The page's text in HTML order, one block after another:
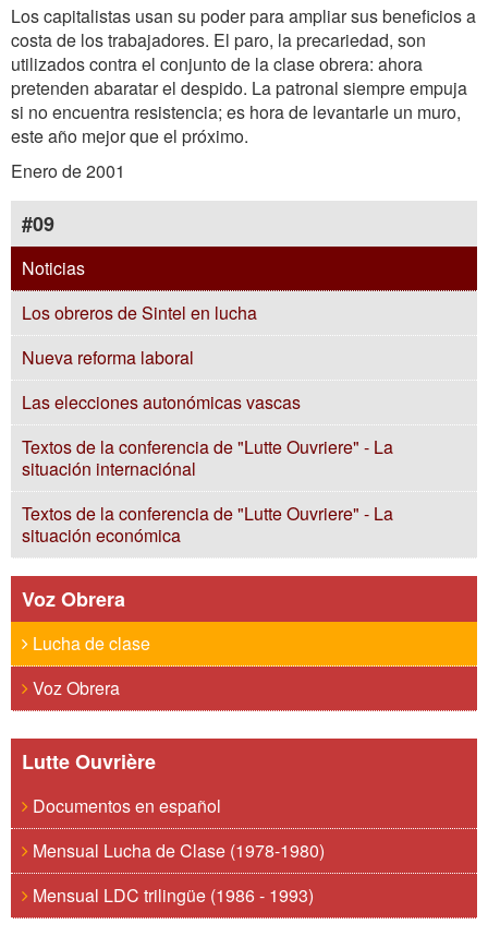
Los capitalistas usan su poder para ampliar sus beneficios a
costa de los trabajadores. El paro, la precariedad, son
utilizados contra el conjunto de la clase obrera: ahora
pretenden abaratar el despido. La patronal siempre empuja
si no encuentra resistencia; es hora de levantarle un muro,
este año mejor que el próximo.
Enero de 2001
#09
Noticias
Los obreros de Sintel en lucha
Nueva reforma laboral
Las elecciones autonómicas vascas
Textos de la conferencia de "Lutte Ouvriere" - La
situación internaciónal
Textos de la conferencia de "Lutte Ouvriere" - La
situación económica
Voz Obrera
Lucha de clase
Voz Obrera
Lutte Ouvrière
Documentos en español
Mensual Lucha de Clase (1978-1980)
Mensual LDC trilingüe (1986 - 1993)